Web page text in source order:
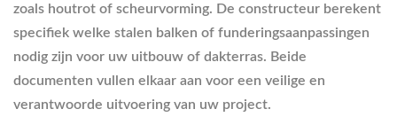
zoals houtrot of scheurvorming. De constructeur berekent
specifiek welke stalen balken of funderingsaanpassingen
nodig zijn voor uw uitbouw of dakterras. Beide
documenten vullen elkaar aan voor een veilige en
verantwoorde uitvoering van uw project.